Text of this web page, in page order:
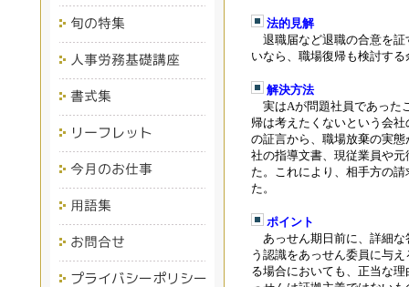
法的見解
退職届など退職の合意を
いなら、職場復帰も検討す
解決方法
実はAが問題社員であった
帰は考えたくないという会
の証言から、職場放棄の実
社の指導文書、現従業員や
た。これにより、相手方の
た 。
ポイント
あっせん期日前に、詳細
う認識をあっせん委員に与
る場合においても、正当な